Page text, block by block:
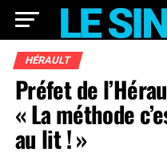
HÉRAULT
Préfet de
« La méthode
au lit ! »